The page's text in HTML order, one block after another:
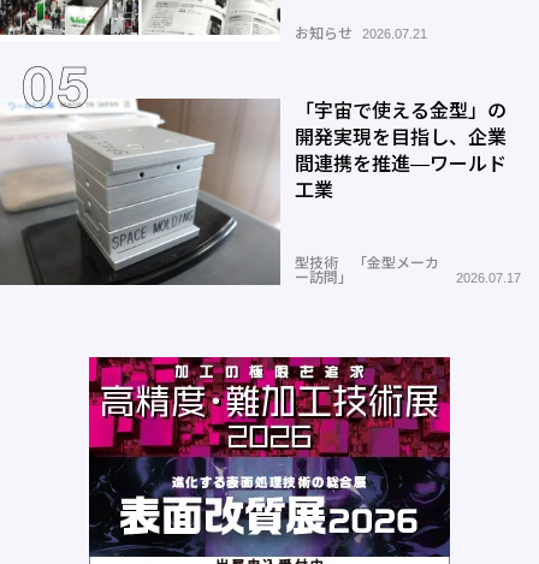
お知らせ 2026.07.21
「宇宙で使える金型」の
開発実現を目指し、企業
間連携を推進―ワールド
工業
型技術 「金型メーカ
ー訪問」
2026.07.17